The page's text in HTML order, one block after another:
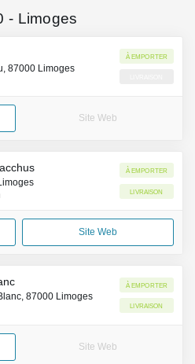
- Limoges
87000 Limoges
À emporter
Site Web
À emporter
Livraison
Site Web
87000 Limoges
À emporter
Livraison
Site Web